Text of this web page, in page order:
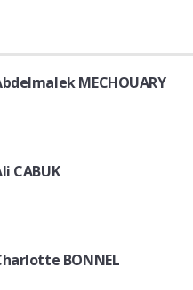
MECHOUARY
CABUK
BONNEL